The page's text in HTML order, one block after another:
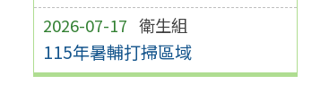
2026-07-17 衛生組
115年暑輔打掃區域